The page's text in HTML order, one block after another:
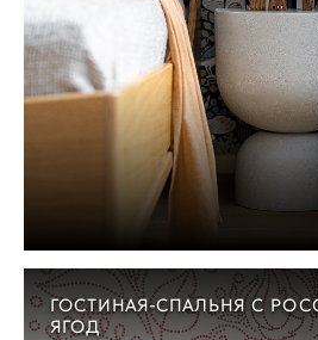
ГОСТИНАЯ-СПАЛЬНЯ С
ЯГОД